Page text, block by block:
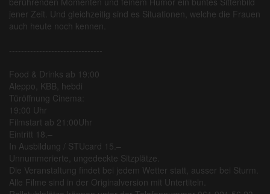
jener Zeit. Und gleichzeitig sind es Situationen, welche die Frauen
auch heute noch kennen.
-------------------------------
Food & Drinks ab 19:00
Aleppo, KBB, hebdi
Türöffnung Cinema:
19:00 Uhr
Filmstart ab 21:00Uhr
Eintritt 18.–
In Ausbildung / STUcard 15.–
Unnummerierte, ungedeckte Sitzplätze.
Die Veranstaltung findet bei jedem Wetter statt, ausser bei Sturm.
Alle Filme sind in der Originalversion mit Untertiteln.